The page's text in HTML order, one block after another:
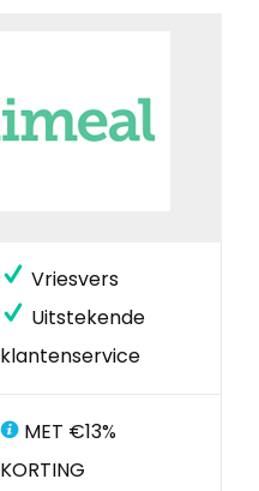
Vriesvers
Uitstekende
klantenservice
MET €13%
KORTING